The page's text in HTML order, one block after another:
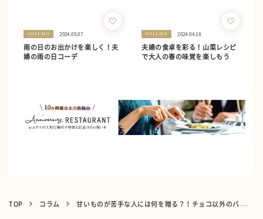
COLUMN 2024.05.07
雨の日のお出かけを楽しく！夫
婦の雨の日コーデ
COLUMN 2024.04.18
夫婦の食卓を彩る！山菜レシピ
で大人の春の味覚を楽しもう
TOP コラム 甘いものが苦手な人には何を贈る？！チョコ以外のバレンタインギフト特集